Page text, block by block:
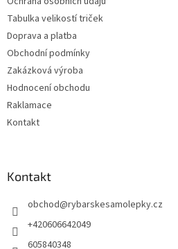
Tabulka velikostí triček
Doprava a platba
Obchodní podmínky
Zakázková výroba
Hodnocení obchodu
Raklamace
Kontakt
Kontakt
obchod@rybarskesamolepky.cz
+420606642049
605840348